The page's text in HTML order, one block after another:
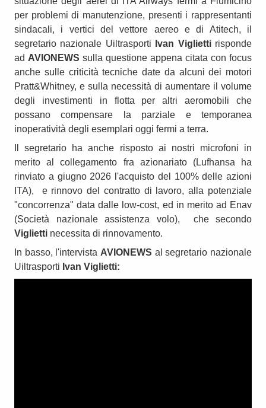
per problemi di manutenzione, presenti i rappresentanti
sindacali, i vertici del vettore aereo e di Atitech, il
segretario nazionale Uiltrasporti
Ivan Viglietti risponde
ad AVIONEWS sulla questione appena citata con focus
anche sulle criticità tecniche date da alcuni dei motori
Pratt&Whitney, e sulla necessità di aumentare il volume
degli investimenti in flotta per altri aeromobili che
possano compensare la parziale e temporanea
inoperatività degli esemplari oggi fermi a terra.
Il segretario ha anche risposto ai nostri microfoni in
merito al collegamento fra azionariato (Lufhansa ha
rinviato a giugno 2026 l'acquisto del 100% delle azioni
ITA), e rinnovo del contratto di lavoro, alla potenziale
"concorrenza" data dalle low-cost, ed in merito ad Enav
(Società nazionale assistenza volo), che secondo
Viglietti necessita di rinnovamento.
In basso, l'intervista AVIONEWS al segretario nazionale
Uiltrasporti Ivan Viglietti: